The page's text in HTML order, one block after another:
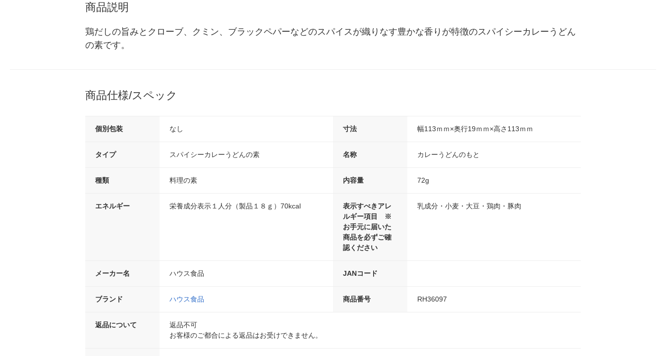
商品説明
鶏だしの旨みとクローブ、クミン、ブラックペパーなどのスパイスが織りなす豊かな香りが特徴のスパイシーカレーうどん
の素です。
商品仕様/スペック
個別包装 なし 寸法 幅113ｍｍ×奥行19ｍｍ×高さ113ｍｍ
タイプ スパイシーカレーうどんの素 名称 カレーうどんのもと
種類 料理の素 内容量 72g
エネルギー 栄養成分表示１人分（製品１８ｇ）70kcal
表示すべきアレ
ルギー項目 ※
お手元に届いた
商品を必ずご確
認ください
乳成分・小麦・大豆・鶏肉・豚肉
メーカー名 ハウス食品 JANコード
ブランド ハウス食品 商品番号 RH36097
返品について
返品不可
お客様のご都合による返品はお受けできません。